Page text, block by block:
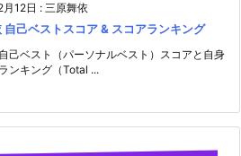
12日 : 三原舞依
自己ベストスコア & スコアランキング
己ベスト（パーソナルベスト）スコアと自身
ンキング（Total ...